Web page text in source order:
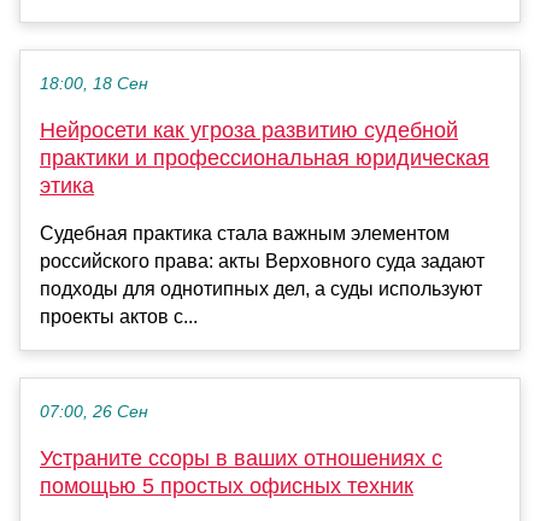
18:00, 18 Сен
Нейросети как угроза развитию судебной
практики и профессиональная юридическая
этика
Судебная практика стала важным элементом
российского права: акты Верховного суда задают
подходы для однотипных дел, а суды используют
проекты актов с...
07:00, 26 Сен
Устраните ссоры в ваших отношениях с
помощью 5 простых офисных техник